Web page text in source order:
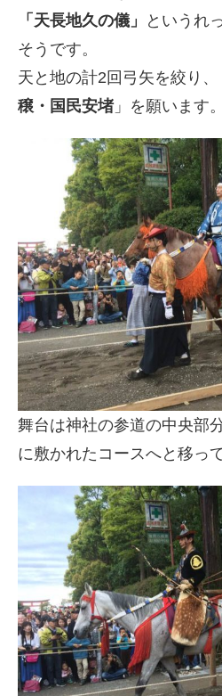
「天長地久の儀」
というれ
そうです。
天と地の計2回弓矢を絞り、
穣・国民安堵」を願います。
舞台は神社の参道の中央部
に敷かれたコースへと移っ